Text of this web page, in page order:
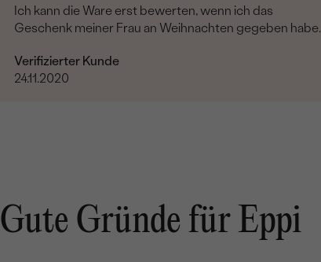
Ich kann die Ware erst bewerten, wenn ich das
Geschenk meiner Frau an Weihnachten gegeben habe.
Verifizierter Kunde
24.11.2020
Gute Gründe für Eppi